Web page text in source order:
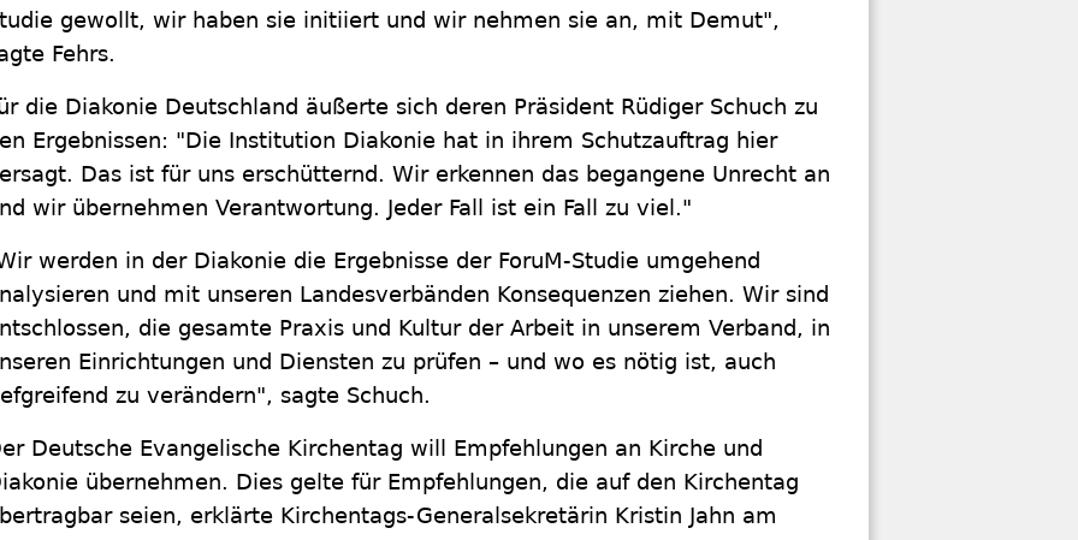
gewollt, wir haben sie initiiert und wir nehmen sie an, mit Demut",
Fehrs.
die Diakonie Deutschland äußerte sich deren Präsident Rüdiger Schuch zu
Ergebnissen: "Die Institution Diakonie hat in ihrem Schutzauftrag hier
Das ist für uns erschütternd. Wir erkennen das begangene Unrecht an
wir übernehmen Verantwortung. Jeder Fall ist ein Fall zu viel."
werden in der Diakonie die Ergebnisse der ForuM-Studie umgehend
und mit unseren Landesverbänden Konsequenzen ziehen. Wir sind
die gesamte Praxis und Kultur der Arbeit in unserem Verband, in
Einrichtungen und Diensten zu prüfen – und wo es nötig ist, auch
zu verändern", sagte Schuch.
Deutsche Evangelische Kirchentag will Empfehlungen an Kirche und
übernehmen. Dies gelte für Empfehlungen, die auf den Kirchentag
seien, erklärte Kirchentags-Generalsekretärin Kristin Jahn am